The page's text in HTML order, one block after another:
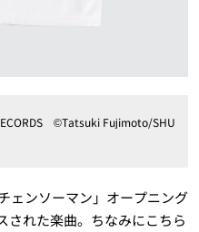
©Tatsuki Fujimoto/SHU
ェンソーマン」オープニング
された楽曲。ちなみにこちら